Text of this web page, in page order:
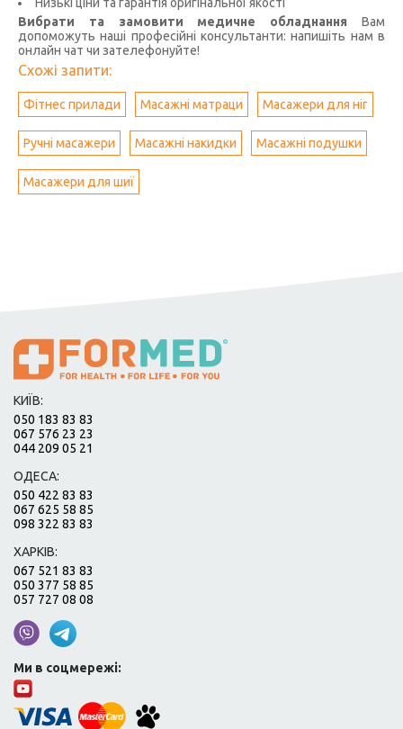
Вибрати та замовити медичне обладнання Вам
допоможуть наші професійні консультанти: напишіть нам в
онлайн чат чи зателефонуйте!
Схожі запити:
Фітнес прилади Масажні матраци Масажери для ніг
Ручні масажери Масажні накидки Масажні подушки
Масажери для шиї
КИЇВ:
050 183 83 83
067 576 23 23
044 209 05 21
ОДЕСА:
050 422 83 83
067 625 58 85
098 322 83 83
ХАРКІВ:
067 521 83 83
050 377 58 85
057 727 08 08
Ми в соцмережі: